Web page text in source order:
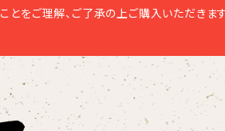
をご理解、ご了承の上ご購入いただきます